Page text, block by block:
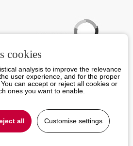
cookies
analysis to improve the relevance
user experience, and for the proper
can accept or reject all cookies or
ones you want to enable.
all Customise settings